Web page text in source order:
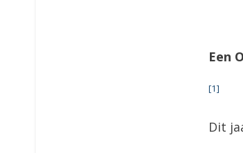
Een
[1]
Dit